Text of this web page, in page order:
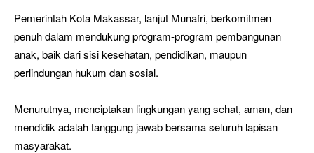
Pemerintah Kota Makassar, lanjut Munafri, berkomitmen
penuh dalam mendukung program-program pembangunan
anak, baik dari sisi kesehatan, pendidikan, maupun
perlindungan hukum dan sosial.
Menurutnya, menciptakan lingkungan yang sehat, aman, dan
mendidik adalah tanggung jawab bersama seluruh lapisan
masyarakat.